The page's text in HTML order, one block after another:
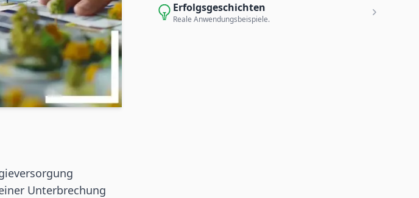
Unterbrechung
Erfolgsgeschichten
Reale Anwendungsbeispiele.